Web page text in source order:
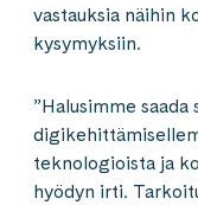
vastauksia näihin
kysymyksiin.
”Halusimme saada
teknologioista ja
hyödyn irti.